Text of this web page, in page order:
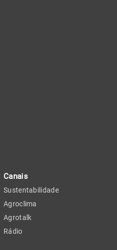
Canais
Sustentabilidade
Agroclima
Agrotalk
Rádio